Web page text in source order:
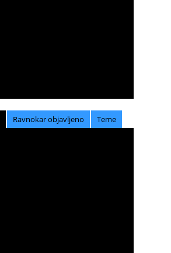
Ravnokar objavljeno Teme